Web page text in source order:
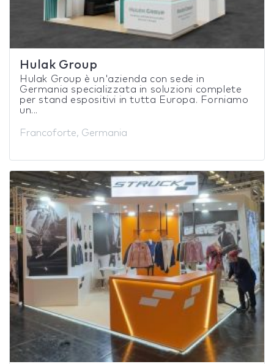
Hulak Group
Hulak Group è un'azienda con sede in
Germania specializzata in soluzioni complete
per stand espositivi in tutta Europa. Forniamo
un...
Francoforte, Germania